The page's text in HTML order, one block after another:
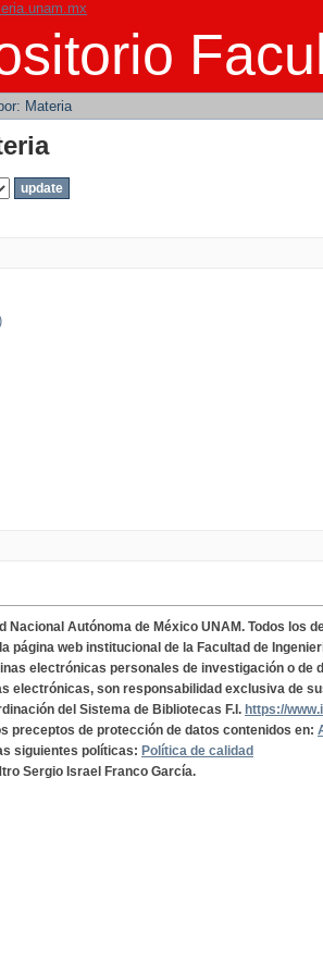
Materia
Nacional Autónoma de México UNAM. Todos los
página web institucional de la Facultad de
electrónicas personales de investigación o de
electrónicas, son responsabilidad exclusiva de
del Sistema de Bibliotecas F.I. https://
preceptos de protección de datos contenidos en:
siguientes políticas: Política de calidad
Sergio Israel Franco García.